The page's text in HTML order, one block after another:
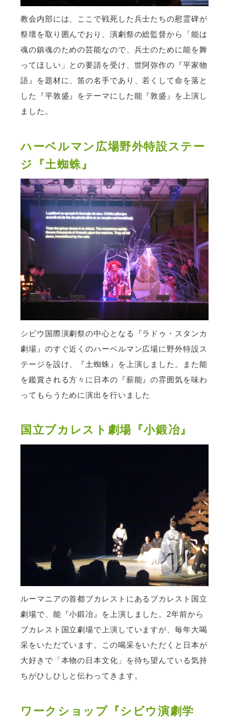
教会内部には、ここで戦死した兵士たちの慰霊碑が
祭壇を取り囲んでおり、演劇祭の総監督から「能は
魂の鎮魂のための芸能なので、兵士のために能を舞
ってほしい」との要請を受け、世阿弥作の『平家物
語』を題材に、笛の名手であり、若くして命を落と
した『平敦盛』をテーマにした能『敦盛』を上演し
ました。
ハーベルマン広場野外特設ステー
ジ『土蜘蛛』
シビウ国際演劇祭の中心となる『ラドゥ・スタンカ
劇場』のすぐ近くのハーベルマン広場に野外特設ス
テージを設け、『土蜘蛛』を上演しました。また能
を鑑賞される方々に日本の『薪能』の雰囲気を味わ
ってもらうために演出を行いました
国立ブカレスト劇場『小鍛冶』
ルーマニアの首都ブカレストにあるブカレスト国立
劇場で、能『小鍛冶』を上演しました。2年前から
ブカレスト国立劇場で上演していますが、毎年大喝
采をいただています。この喝采をいただくと日本が
大好きで「本物の日本文化」を待ち望んている気持
ちがひしひしと伝わってきます。
ワークショップ『シビウ演劇学